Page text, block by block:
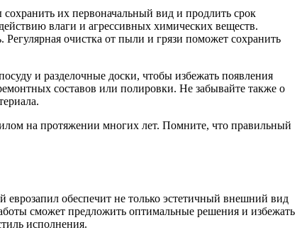
их первоначальный вид и продлить срок
влаги и агрессивных химических веществ.
очистка от пыли и грязи поможет сохранить
и разделочные доски, чтобы избежать появления
составов или полировки. Не забывайте также о
на протяжении многих лет. Помните, что правильный
обеспечит не только эстетичный внешний вид
сможет предложить оптимальные решения и избежать
исполнения.